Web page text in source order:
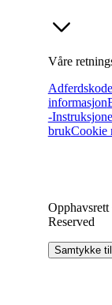
Våre
informasjon
-
brukCookie
Reserved
Samtykke